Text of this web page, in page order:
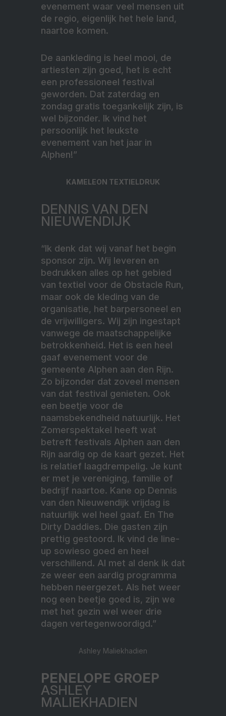
evenement waar veel mensen uit
de regio, eigenlijk het hele land,
naartoe komen.
De aankleding is heel mooi, de
artiesten zijn goed, het is echt
een professioneel festival
geworden. Dat zaterdag en
zondag gratis toegankelijk zijn, is
wel bijzonder. Ik vind het
persoonlijk het leukste
evenement van het jaar in
Alphen!”
KAMELEON TEXTIELDRUK
DENNIS VAN DEN
NIEUWENDIJK
“Ik denk dat wij vanaf het begin
sponsor zijn. Wij leveren en
bedrukken alles op het gebied
van textiel voor de Obstacle Run,
maar ook de kleding van de
organisatie, het barpersoneel en
de vrijwilligers. Wij zijn ingestapt
vanwege de maatschappelijke
betrokkenheid. Het is een heel
gaaf evenement voor de
gemeente Alphen aan den Rijn.
Zo bijzonder dat zoveel mensen
van dat festival genieten. Ook
een beetje voor de
naamsbekendheid natuurlijk. Het
Zomerspektakel heeft wat
betreft festivals Alphen aan den
Rijn aardig op de kaart gezet. Het
is relatief laagdrempelig. Je kunt
er met je vereniging, familie of
bedrijf naartoe. Kane op Dennis
van den Nieuwendijk vrijdag is
natuurlijk wel heel gaaf. En The
Dirty Daddies. Die gasten zijn
prettig gestoord. Ik vind de line-
up sowieso goed en heel
verschillend. Al met al denk ik dat
ze weer een aardig programma
hebben neergezet. Als het weer
nog een beetje goed is, zijn we
met het gezin wel weer drie
dagen vertegenwoordigd.”
Ashley Maliekhadien
PENELOPE GROEP
ASHLEY
MALIEKHADIEN